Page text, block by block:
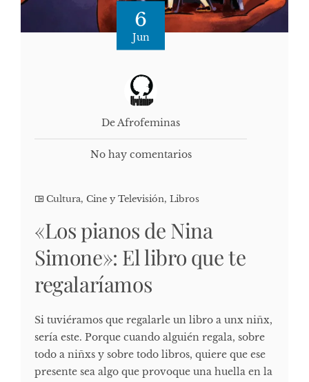
6
Jun
De Afrofeminas
No hay comentarios
Cultura, Cine y Televisión, Libros
«Los pianos de Nina
Simone»: El libro que te
regalaríamos
Si tuviéramos que regalarle un libro a unx niñx,
sería este. Porque cuando alguién regala, sobre
todo a niñxs y sobre todo libros, quiere que ese
presente sea algo que provoque una huella en la